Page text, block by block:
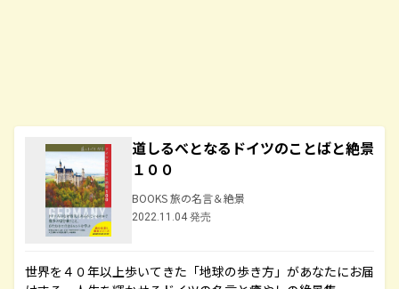
道しるべとなるドイツのことばと絶景
１００
BOOKS 旅の名言＆絶景
2022.11.04 発売
世界を４０年以上歩いてきた「地球の歩き方」があなたにお届